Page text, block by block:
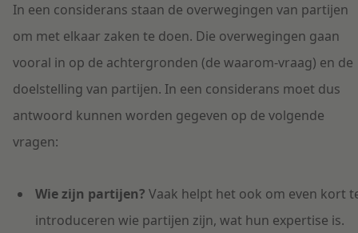
In een considerans staan de overwegingen van partijen
om met elkaar zaken te doen. Die overwegingen gaan
vooral in op de achtergronden (de waarom-vraag) en de
doelstelling van partijen. In een considerans moet dus
antwoord kunnen worden gegeven op de volgende
vragen:
Wie zijn partijen? Vaak helpt het ook om even kort
introduceren wie partijen zijn, wat hun expertise is.